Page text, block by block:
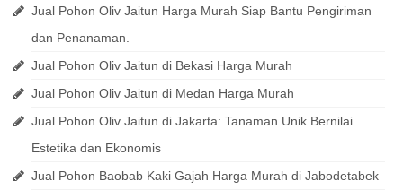
Jual Pohon Oliv Jaitun Harga Murah Siap Bantu Pengiriman
dan Penanaman.
Jual Pohon Oliv Jaitun di Bekasi Harga Murah
Jual Pohon Oliv Jaitun di Medan Harga Murah
Jual Pohon Oliv Jaitun di Jakarta: Tanaman Unik Bernilai
Estetika dan Ekonomis
Jual Pohon Baobab Kaki Gajah Harga Murah di Jabodetabek